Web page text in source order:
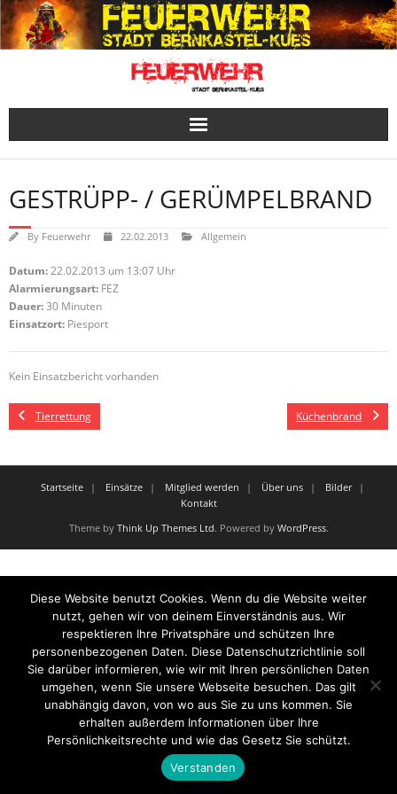
Skip
to
content
GESTRÜPP- / GERÜMPELBRAND
By Feuerwehr 22.02.2013 Allgemein
Datum:22.02.2013 um 13:07 Uhr
Alarmierungsart: FEZ
Dauer:30 Minuten
Einsatzort: Piesport
Kein Einsatzbericht vorhanden
Tierrettung Küchenbrand
Startseite Einsätze Mitglied werden Über uns
Bilder
Kontakt
Theme by Think Up Themes Ltd. Powered by WordPress.
Diese Website benutzt Cookies. Wenn du die Website weiter
nutzt, gehen wir von deinem Einverständnis aus. Wir
respektieren Ihre Privatsphäre und schützen Ihre
personenbezogenen Daten. Diese Datenschutzrichtlinie soll
Sie darüber informieren, wie wir mit Ihren persönlichen Daten
umgehen, wenn Sie unsere Webseite besuchen. Das gilt
unabhängig davon, von wo aus Sie zu uns kommen. Sie
erhalten außerdem Informationen über Ihre
Persönlichkeitsrechte und wie das Gesetz Sie schützt.
Verstanden